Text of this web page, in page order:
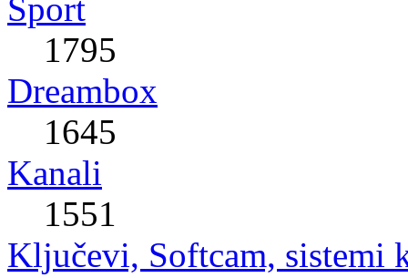
Sport
1795
Dreambox
1645
Kanali
1551
Ključevi, Softcam, sistemi